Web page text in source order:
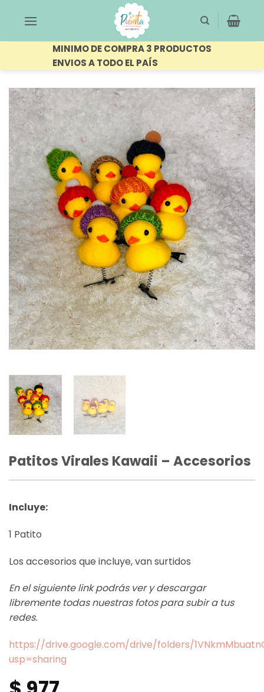
MINIMO DE COMPRA 3 PRODUCTOS
ENVIOS A TODO EL PAÍS
Patitos Virales Kawaii – Accesorios
Incluye:
1 Patito
Los accesorios que incluye, van surtidos
En el siguiente link podrás ver y descargar
libremente todas nuestras fotos para subir a tus
redes.
https://drive.google.com/drive/folders/
usp=sharing